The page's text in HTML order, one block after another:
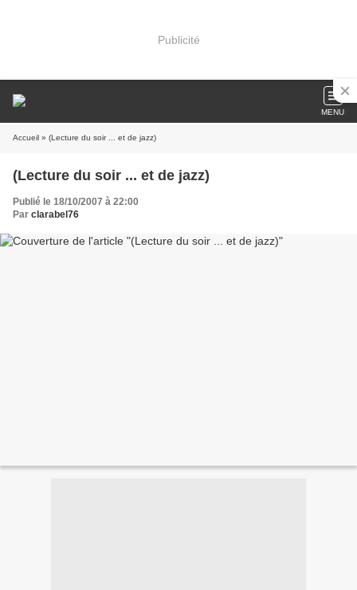
Publicité
MENU
Accueil » (Lecture du soir ... et de jazz)
(Lecture du soir ... et de jazz)
Publié le 18/10/2007 à 22:00
Par clarabel76